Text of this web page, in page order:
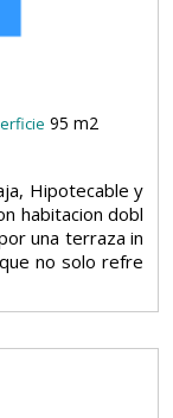
95 m2
Hipotecable y
habitacion dobl
una terraza in
no solo refre